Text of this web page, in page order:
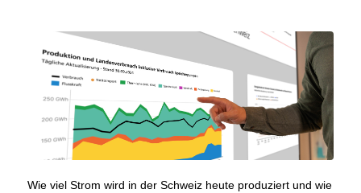
Wie viel Strom wird in der Schweiz heute produziert und wie